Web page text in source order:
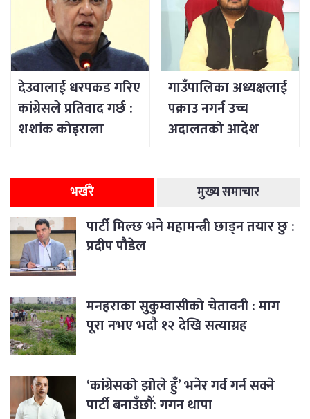
देउवालाई धरपकड गरिए
कांग्रेसले प्रतिवाद गर्छ :
शशांक कोइराला
गाउँपालिका अध्यक्षलाई
पक्राउ नगर्न उच्च
अदालतको आदेश
भर्खरै मुख्य समाचार
पार्टी मिल्छ भने महामन्त्री छाड्न तयार छु :
प्रदीप पौडेल
मनहराका सुकुम्वासीको चेतावनी : माग
पूरा नभए भदौ १२ देखि सत्याग्रह
‘कांग्रेसको झोले हुँ’ भनेर गर्व गर्न सक्ने
पार्टी बनाउँछौँ: गगन थापा